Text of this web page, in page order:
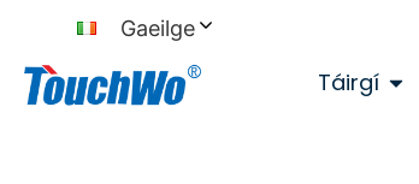
Gaeilge
Táirgí